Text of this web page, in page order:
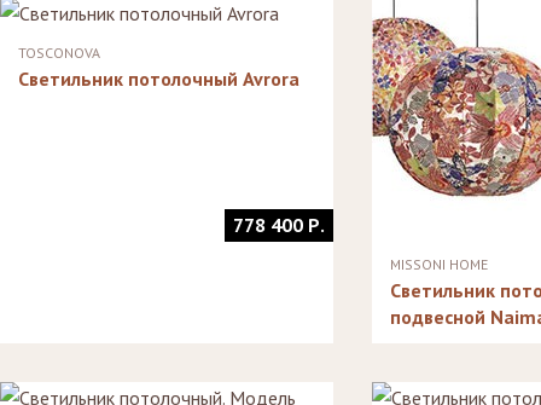
Стулья, стулья
табуреты
Столики
Банкетки,
Зеркала
778 400 Р.
TOSCONOVA
Светильник потолочный Avrora
MISSONI HOME
Светильник
подвесной